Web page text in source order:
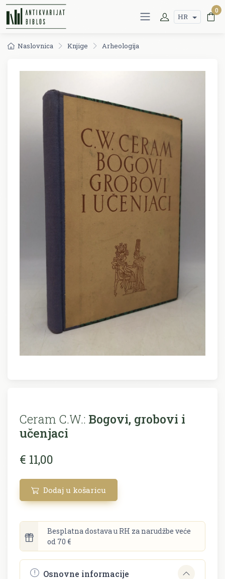
HR
0
Naslovnica Knjige Arheologija
Ceram C.W.: Bogovi, grobovi i
učenjaci
€ 11,00
Dodaj u košaricu
Besplatna dostava u RH za narudžbe veće
od 70 €
Osnovne informacije